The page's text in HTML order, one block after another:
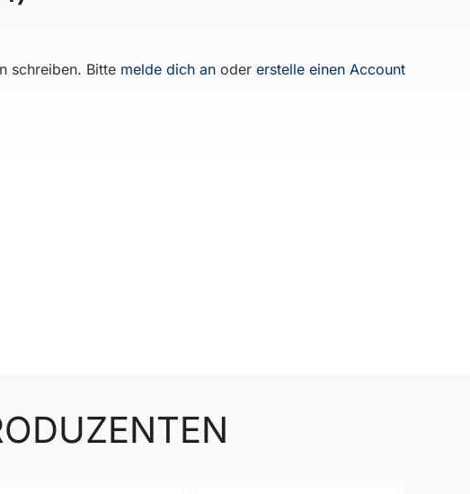
schreiben. Bitte melde dich an oder erstelle einen Account